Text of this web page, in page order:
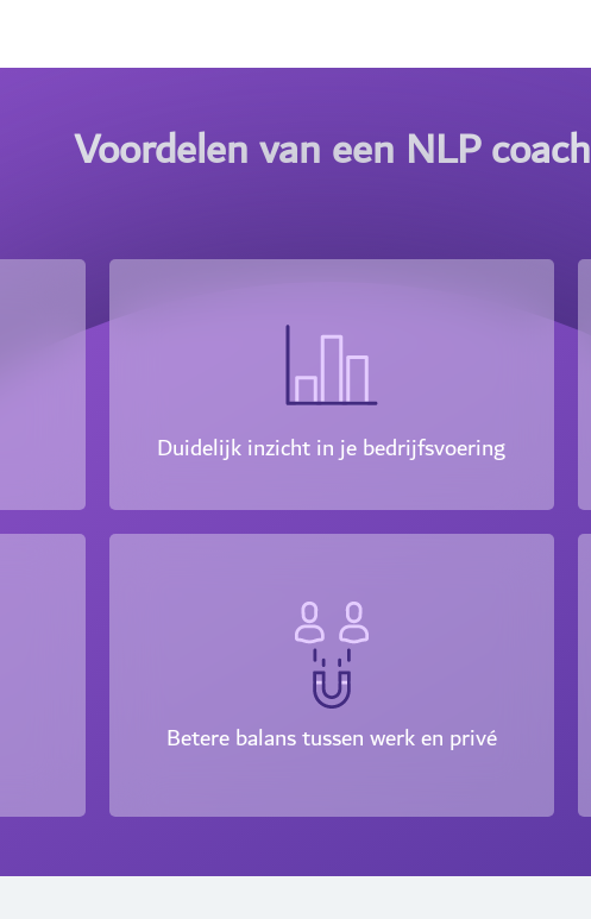
Voordelen van een NLP coach
Duidelijk inzicht in je bedrijfsvoering
Betere balans tussen werk en privé